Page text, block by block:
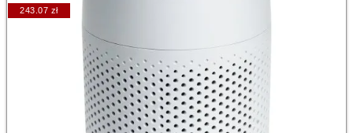
243.07 zł